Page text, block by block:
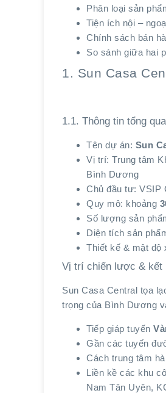
Phân loại sản
Tiện ích nội –
Chính sách bán
So sánh giữa hai
1. Sun Casa
1.1. Thông tin tổng
Tên dự án: Sun
Vị trí: Trung tâm
Bình Dương
Chủ đầu tư: VSIP
Quy mô: khoảng
Số lượng sản
Diện tích sản
Thiết kế & mật độ
Vị trí chiến lược & kết
Sun Casa Central tọa
trọng của Bình Dương
Tiếp giáp tuyến
Gần các tuyến
Cách trung tâm
Liền kề các khu
Nam Tân Uyên,